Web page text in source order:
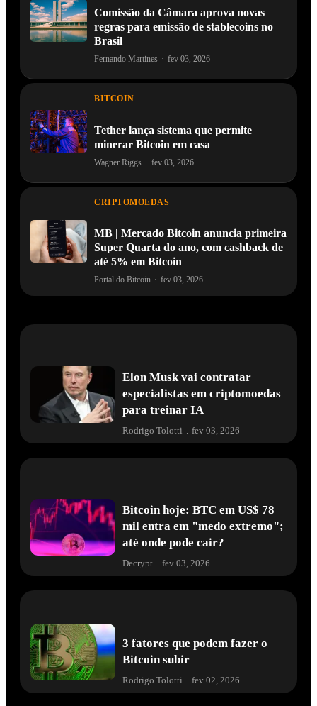
Comissão da Câmara aprova novas
regras para emissão de stablecoins no
Brasil
Fernando Martines · fev 03, 2026
BITCOIN
Tether lança sistema que permite
minerar Bitcoin em casa
Wagner Riggs · fev 03, 2026
CRIPTOMOEDAS
MB | Mercado Bitcoin anuncia primeira
Super Quarta do ano, com cashback de
até 5% em Bitcoin
Portal do Bitcoin · fev 03, 2026
Elon Musk vai contratar
especialistas em criptomoedas
para treinar IA
Rodrigo Tolotti fev 03, 2026
Bitcoin hoje: BTC em US$ 78
mil entra em "medo extremo";
até onde pode cair?
Decrypt . fev 03, 2026
3 fatores que podem fazer o
Bitcoin subir
Rodrigo Tolotti fev 02, 2026